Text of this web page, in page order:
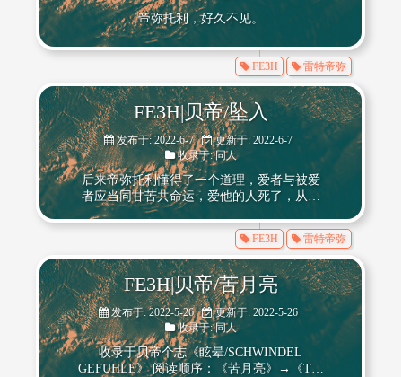
帝弥托利，好久不见。
FE3H 雷特帝弥
FE3H|贝帝/坠入
发布于: 2022-6-7
更新于: 2022-6-7
收录于:同人
后来帝弥托利懂得了一个道理，爱者与被爱
者应当同甘苦共命运，爱他的人死了，从此
以后他会挣扎在幽暗的月夜，望着无法达到
的月光路，为命运所苦。
FE3H 雷特帝弥
FE3H|贝帝/苦月亮
发布于: 2022-5-26
更新于: 2022-5-26
收录于:同人
收录于贝帝个志《眩晕/SCHWINDEL
GEFUHLE》 阅读顺序：《苦月亮》→《The